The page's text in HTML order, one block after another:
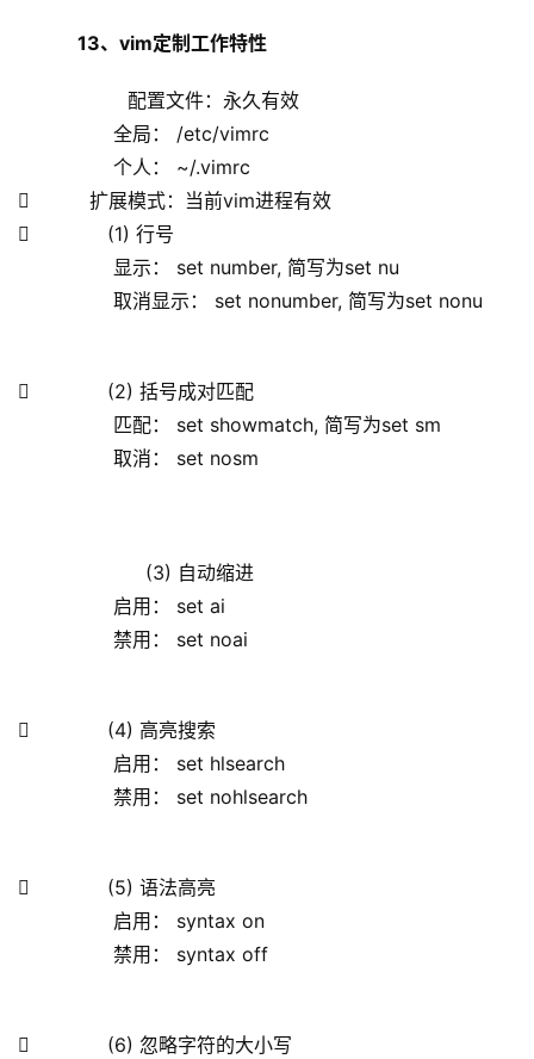
13、vim定制工作特性
配置文件：永久有效
全局： /etc/vimrc
个人： ~/.vimrc
          扩展模式：当前vim进程有效
             (1) 行号
显示： set number, 简写为set nu
取消显示： set nonumber, 简写为set nonu
             (2) 括号成对匹配
匹配： set showmatch, 简写为set sm
取消： set nosm
(3) 自动缩进
启用： set ai
禁用： set noai
             (4) 高亮搜索
启用： set hlsearch
禁用： set nohlsearch
             (5) 语法高亮
启用： syntax on
禁用： syntax off
             (6) 忽略字符的大小写